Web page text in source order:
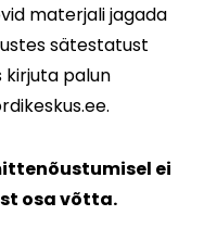
materjali jagada
sätestatust
kirjuta palun
ei
osa võtta.